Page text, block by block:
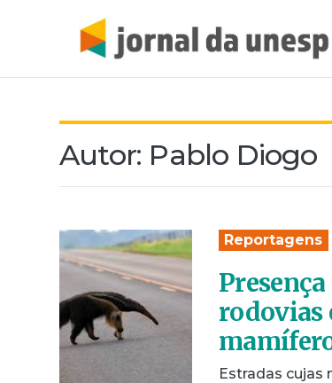
Autor: Pablo Diogo
Reportagens
rodovias
Estradas cujas